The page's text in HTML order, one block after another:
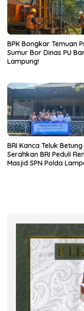
BPK Bongkar Temuan
Sumur Bor Dinas PU
Lampung!
BRI Kanca Teluk Betung
Serahkan BRI Peduli
Masjid SPN Polda